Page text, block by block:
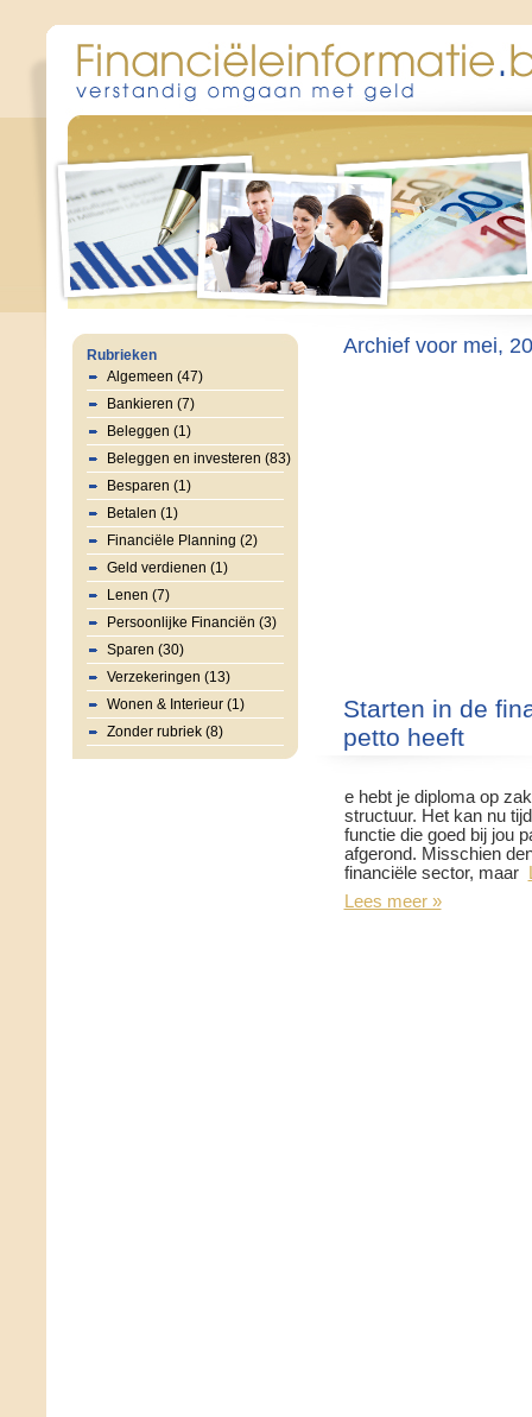
Rubrieken
Algemeen (47)
Bankieren (7)
Beleggen (1)
Beleggen en investeren (83)
Besparen (1)
Betalen (1)
Financiële Planning (2)
Geld verdienen (1)
Lenen (7)
Persoonlijke Financiën (3)
Sparen (30)
Verzekeringen (13)
Wonen & Interieur (1)
Zonder rubriek (8)
Archief voor mei,
Starten in de
petto heeft
e hebt je diploma op
structuur. Het kan nu
functie die goed bij jou
afgerond. Misschien
financiële sector, maar
Lees meer »